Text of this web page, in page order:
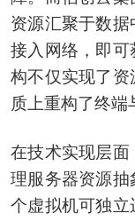
资源汇聚于数
接入网络，即
构不仅实现了
质上重构了终端
在技术实现层
理服务器资源
个虚拟机可独立